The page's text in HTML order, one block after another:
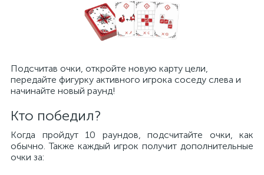
Подсчитав очки, откройте новую карту цели,
передайте фигурку активного игрока соседу слева и
начинайте новый раунд!
Кто победил?
Когда пройдут 10 раундов, подсчитайте очки, как
обычно. Также каждый игрок получит дополнительные
очки за: